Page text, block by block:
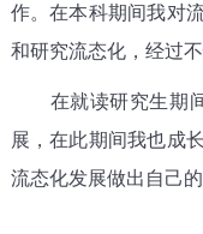
作。在本科期间我对
和研究流态化，经过
在就读研究生期
展，在此期间我也成
流态化发展做出自己的